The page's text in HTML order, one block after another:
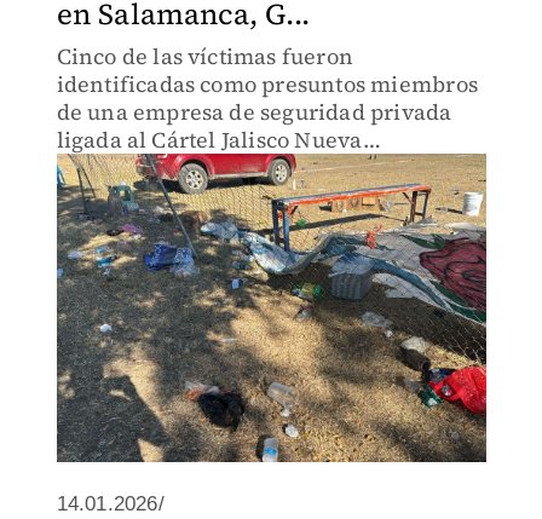
en Salamanca, G...
Cinco de las víctimas fueron
identificadas como presuntos miembros
de una empresa de seguridad privada
ligada al Cártel Jalisco Nueva
Generación.
14.01.2026/